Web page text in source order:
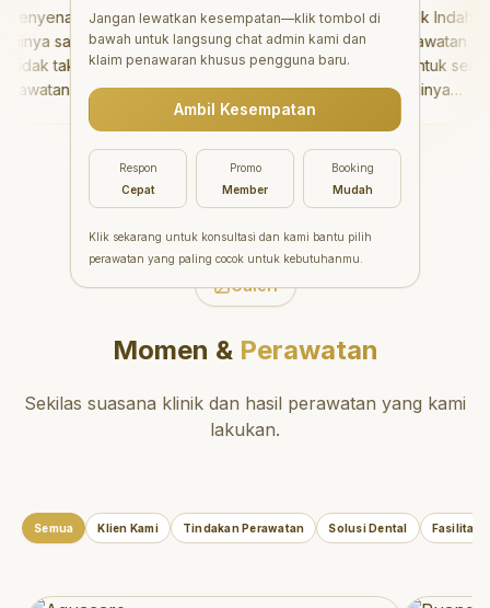
sangat baik
takut sama
tidak
setelahnya.
ke dokter
"Aesthetic Pondok Indah
menawarkan perawatan gigi
yang luar biasa untuk semua
orang. Dokter giginya
profesional, ramah, dan
meluangkan waktu untuk
mengedukasi pasien tentang
kesehatan gigi dan mulut
yang baik. Klinik ini terletak di
daerah yang strategis,
sehingga nyaman untuk
direkomendasikan untuk
dan berkualitas!
Galeri
Momen &Perawatan
Sekilas suasana klinik dan hasil perawatan yang kami
lakukan.
Semua Klien Kami Tindakan Perawatan Solusi Dental Fasilitas
Jangan lewatkan kesempatan—klik tombol di
bawah untuk langsung chat admin kami dan
klaim penawaran khusus pengguna baru.
Ambil Kesempatan
Respon
Cepat
Promo
Member
Booking
Mudah
Klik sekarang untuk konsultasi dan kami bantu pilih
perawatan yang paling cocok untuk kebutuhanmu.